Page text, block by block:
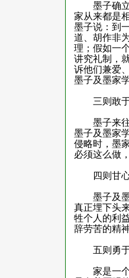
墨子确立
家从来都是
墨子说：到
道、胡作非
理；假如一
讲究礼制，
诉他们兼爱
墨子及墨家
三则敢于
墨子来往
墨子及墨家
侵略时，墨
必须这么做
四则甘心
墨子及墨
真正埋下头
牲个人的利
辞劳苦的精
五则勇于
家是一个